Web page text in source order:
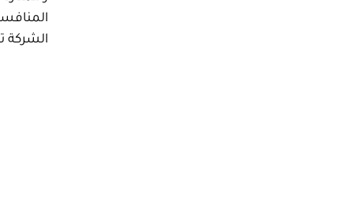
الشركة